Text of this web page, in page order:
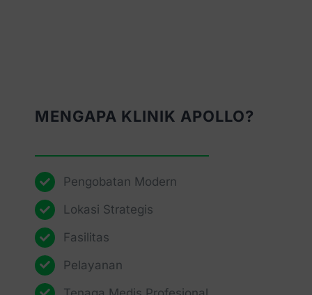
MENGAPA KLINIK APOLLO?
Pengobatan Modern
Lokasi Strategis
Fasilitas
Pelayanan